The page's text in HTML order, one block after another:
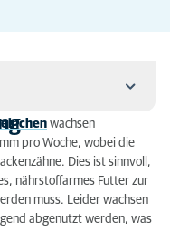
wachsen
pro Woche, wobei die
Dies ist sinnvoll,
nährstoffarmes Futter zur
muss. Leider wachsen
abgenutzt werden, was